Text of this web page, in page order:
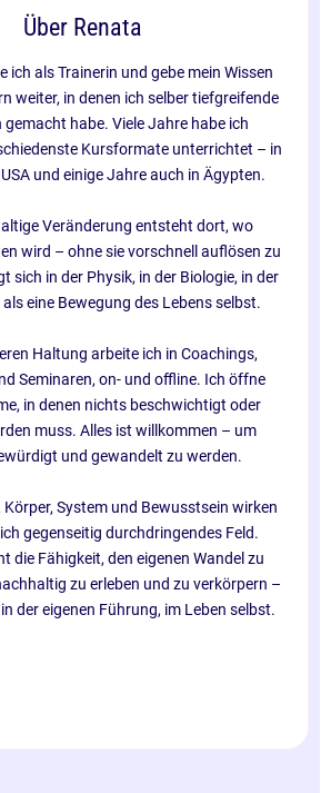
Über Renata
ich als Trainerin und gebe mein Wissen
weiter, in denen ich selber tiefgreifende
gemacht habe. Viele Jahre habe ich
Kursformate unterrichtet – in
und einige Jahre auch in Ägypten.
Veränderung entsteht dort, wo
wird – ohne sie vorschnell auflösen zu
sich in der Physik, in der Biologie, in der
eine Bewegung des Lebens selbst.
Haltung arbeite ich in Coachings,
Seminaren, on- und offline. Ich öffne
in denen nichts beschwichtigt oder
muss. Alles ist willkommen – um
und gewandelt zu werden.
System und Bewusstsein wirken
gegenseitig durchdringendes Feld.
die Fähigkeit, den eigenen Wandel zu
zu erleben und zu verkörpern –
der eigenen Führung, im Leben selbst.